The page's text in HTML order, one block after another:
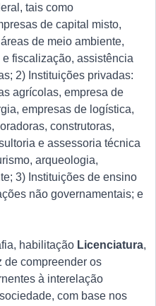
tais como
de capital misto,
de meio ambiente,
fiscalização, assistência
2) Instituições privadas:
agrícolas, empresa de
empresas de logística,
construtoras,
e assessoria técnica
arqueologia,
3) Instituições de ensino
não governamentais; e
habilitação Licenciatura,
de compreender os
à interelação
com base nos